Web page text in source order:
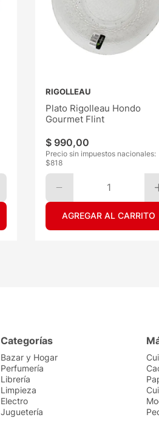
RIGOLLEAU
Plato Rigolleau Hondo
Gourmet Flint
$ 990,00
Precio sin impuestos nacionales:
$818
1
AGREGAR AL CARRITO
Categorías
Bazar y Hogar
Perfumería
Librería
Limpieza
Electro
Juguetería